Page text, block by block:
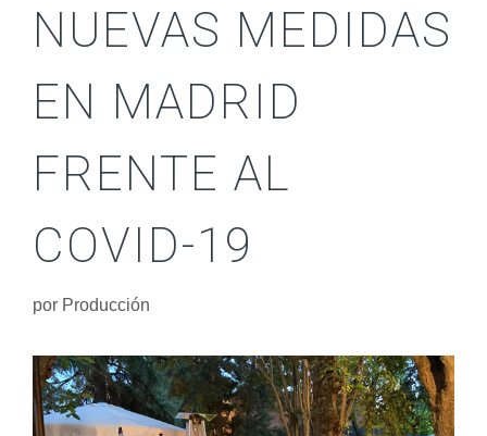
NUEVAS MEDIDAS
EN MADRID
FRENTE AL
COVID-19
por Producción